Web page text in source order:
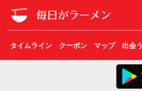
タイムライン クーポン マップ 出会う